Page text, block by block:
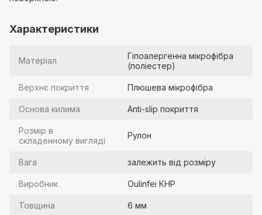
Характеристики
Матеріал
Гіпоалергенна мікрофібра
(поліестер)
Верхнє покриття Плюшева мікрофібра
Основа килима Anti-slip покриття
Розмір в
складенному вигляді
Рулон
Вага залежить від розміру
Виробник Oulinfei КНР
Товщина 6 мм